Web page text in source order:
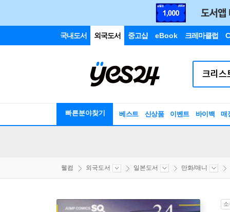
국내도서 외국도서 중고샵 eBook 크레마클럽
빠른분야찾기 베스트 신상품 이벤트 바이백 매
웰컴 외국도서 일본도서 만화/애니